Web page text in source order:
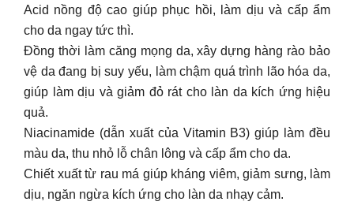
Acid nồng độ cao giúp phục hồi, làm dịu và cấp ẩm
cho da ngay tức thì.
Đồng thời làm căng mọng da, xây dựng hàng rào bảo
vệ da đang bị suy yếu, làm chậm quá trình lão hóa da,
giúp làm dịu và giảm đỏ rát cho làn da kích ứng hiệu
quả.
Niacinamide (dẫn xuất của Vitamin B3) giúp làm đều
màu da, thu nhỏ lỗ chân lông và cấp ẩm cho da.
Chiết xuất từ rau má giúp kháng viêm, giảm sưng, làm
dịu, ngăn ngừa kích ứng cho làn da nhạy cảm.